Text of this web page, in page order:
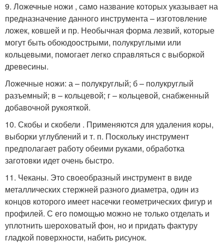
9. Ложечные ножи , само название которых указывает на
предназначение данного инструмента – изготовление
ложек, ковшей и пр. Необычная форма лезвий, которые
могут быть обоюдоострыми, полукруглыми или
кольцевыми, помогает легко справляться с выборкой
древесины.
Ложечные ножи: а – полукруглый; б – полукруглый
разъемный; в – кольцевой; г – кольцевой, снабженный
добавочной рукояткой.
10. Скобы и скобели . Применяются для удаления коры,
выборки углублений и т. п. Поскольку инструмент
предполагает работу обеими руками, обработка
заготовки идет очень быстро.
11. Чеканы. Это своеобразный инструмент в виде
металлических стержней разного диаметра, один из
концов которого имеет насечки геометрических фигур и
профилей. С его помощью можно не только отделать и
уплотнить шероховатый фон, но и придать фактуру
гладкой поверхности, набить рисунок.